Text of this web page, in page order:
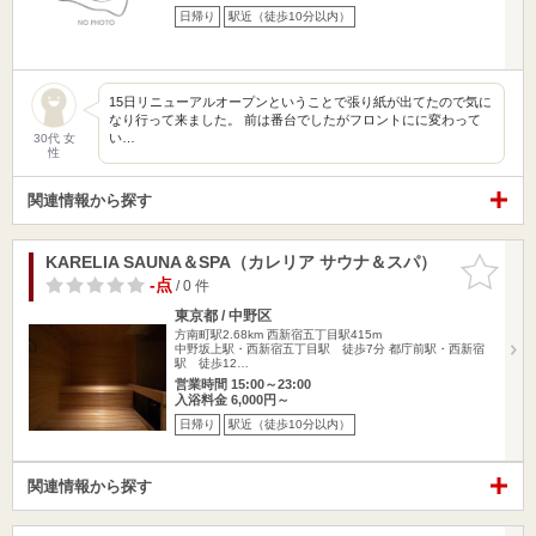
日帰り 駅近（徒歩10分以内）
30代 女
性
15日リニューアルオープンということで張り紙が出てたので気に
なり行って来ました。 前は番台でしたがフロントにに変わって
い…
関連情報から探す
お気に入
りに追加
KARELIA SAUNA＆SPA（カレリア サウナ＆スパ）
-点/ 0 件
東京都 / 中野区
方南町駅2.68km 西新宿五丁目駅415m
中野坂上駅・西新宿五丁目駅 徒歩7分 都庁前駅・西新宿
駅 徒歩12…
営業時間 15:00～23:00
入浴料金 6,000円～
日帰り 駅近（徒歩10分以内）
関連情報から探す